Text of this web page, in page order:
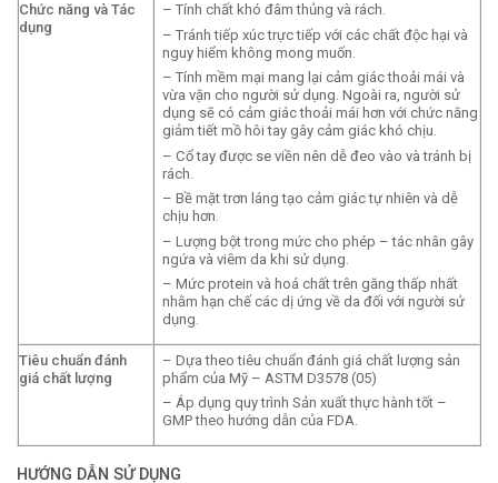
Chức năng và Tác
dụng
– Tính chất khó đâm thủng và rách.
– Tránh tiếp xúc trực tiếp với các chất độc hại và
nguy hiểm không mong muốn.
– Tính mềm mại mang lại cảm giác thoải mái và
vừa vặn cho người sử dụng. Ngoài ra, người sử
dụng sẽ có cảm giác thoải mái hơn với chức năng
giảm tiết mồ hôi tay gây cảm giác khó chịu.
– Cổ tay được se viền nên dễ đeo vào và tránh bị
rách.
– Bề mặt trơn láng tạo cảm giác tự nhiên và dễ
chịu hơn.
– Lượng bột trong mức cho phép – tác nhân gây
ngứa và viêm da khi sử dụng.
– Mức protein và hoá chất trên găng thấp nhất
nhằm hạn chế các dị ứng về da đối với người sử
dụng.
Tiêu chuẩn đánh
giá chất lượng
– Dựa theo tiêu chuẩn đánh giá chất lượng sản
phẩm của Mỹ – ASTM D3578 (05)
– Áp dụng quy trình Sản xuất thực hành tốt –
GMP theo hướng dẫn của FDA.
HƯỚNG DẪN SỬ DỤNG